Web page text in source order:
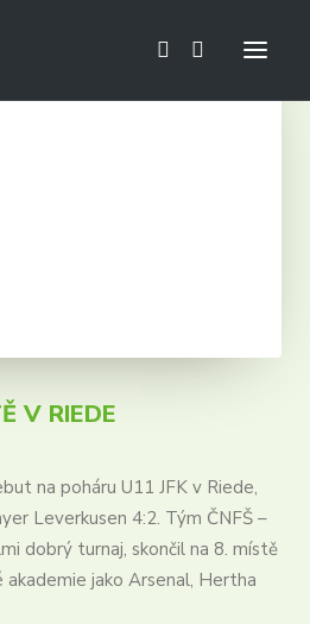
Partneři
Kontakt
V RIEDE
na poháru U11 JFK v Riede,
Leverkusen 4:2. Tým ČNFŠ –
dobrý turnaj, skončil na 8. místě
akademie jako Arsenal, Hertha